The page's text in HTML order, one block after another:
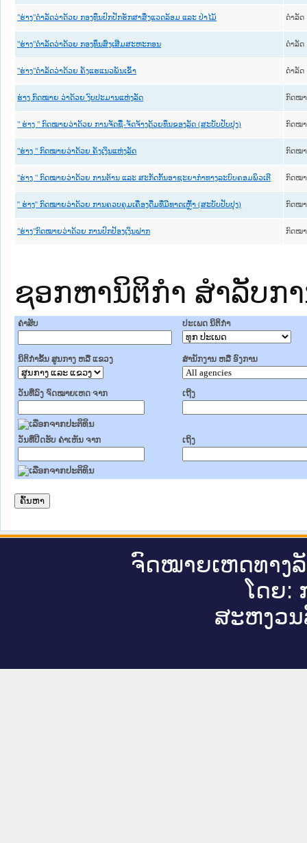
"ຮ່າງ"ດຳລັດວ່າດ້ວຍ ກອງທຶນປົກປັກຮັກສາສິ່ງແວດລ້ອມ ແລະ ປ່າໄມ້ ດໍາລັດ
"ຮ່າງ"ດຳລັດວ່າດ້ວຍ ກອງທຶນສົ່ງເສີມສະຫະກອນ ດໍາລັດ
"ຮ່າງ"ດຳລັດວ່າດ້ວຍ ຄັງແຮແນວພັນເຂົ້າ ດໍາລັດ
ຮ່າງ ກົດໝາຍ ວ່າດ້ວຍ ງົບປະມານແຫ່ງລັດ ກົດໝ
" ຮ່າງ " ກົດໝາຍວ່າດ້ວຍ ການຈັດຊື້-ຈັດຈ້າງດ້ວຍທຶນຂອງລັດ (ສະບັບປັບປຸງ) ກົດໝ
"ຮ່າງ " ກົດໝາຍວ່າດ້ວຍ ຄັງເງິນແຫ່ງລັດ ກົດໝ
"ຮ່າງ " ກົດໝາຍວ່າດ້ວຍ ການຕ້ານ ແລະ ສະກັດກັ້ນອາຊະຍາກຳທາງລະບົບຄອມພິວເຕີ ກົດໝ
'' ຮ່າງ'' ກົດໝາຍວ່າດ້ວຍ ການຄວບຄຸມເຄື່ອງດື່ມທີ່ມີທາດເຫຼົ້າ (ສະບັບປັບປຸງ) ກົດໝ
"ຮ່າງ"ກົດໝາຍວ່າດ້ວຍ ການປົກປ້ອງເງິນຝາກ ກົດໝ
ຊອກຫານິຕິກຳ ສຳລັບກ
ຄໍາສັບ ປະເພດ ນິຕິກໍາ
ນິຕິກໍາຂັ້ນ ສູນກາງ ຫລື ແຂວງ ສໍານັກງານ ຫລື ອົງການ
ວັນທີ່ລົງ ຈົດໝາຍເຫດ ຈາກ ເຖີງ
ວັນທີ່ປີດຮັບ ຄໍາເຫັນ ຈາກ ເຖິງ
ຈົດ​ໝາຍ​ເຫດ​ທາງ​
ໂດຍ:
ສະ​ຫງວນ​